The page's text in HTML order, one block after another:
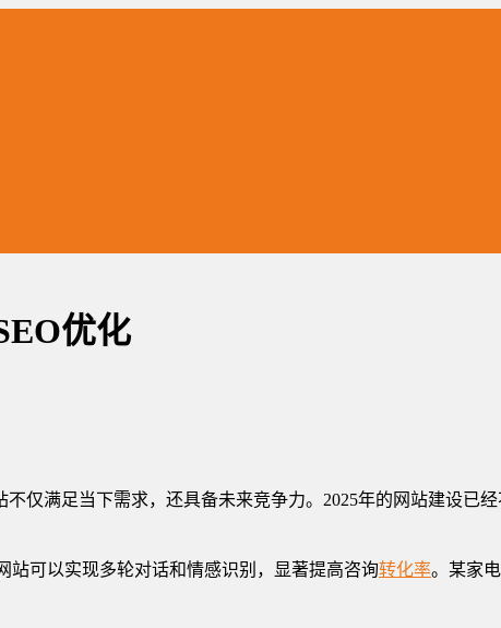
优化
仅满足当下需求，还具备未来竞争力。2025年的网站建设已
站可以实现多轮对话和情感识别，显著提高咨询转化率。某家